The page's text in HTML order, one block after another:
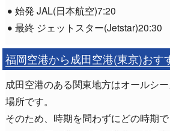
始発 JAL(日本航空)7:20
最終 ジェットスター(Jetstar)20:30
福岡空港から成田空港(東京)おす
成田空港のある関東地方はオールシ
場所です。
そのため、時期を問わずにどの時期で